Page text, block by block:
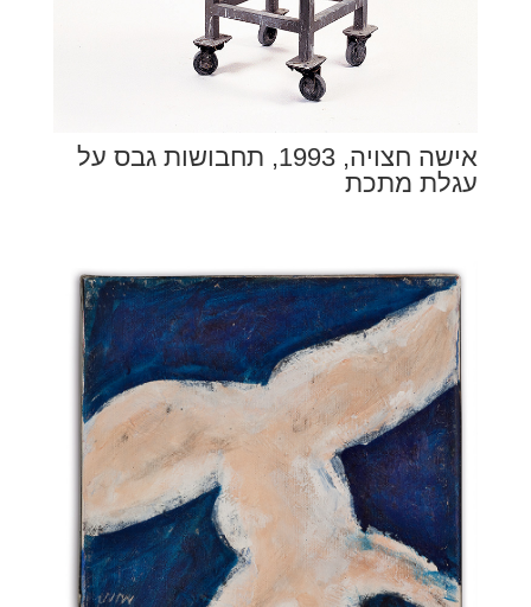
אישה חצויה, 1993, תחבושות גבס על
עגלת מתכת